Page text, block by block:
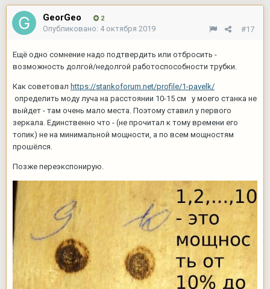
GeorGeo 2
#17
Опубликовано: 4 октября 2019
Ещё одно сомнение надо подтвердить или отбросить -
возможность долгой/недолгой работоспособности трубки.
Как советовал https://stankoforum.net/profile/1-pavelk/
определить моду луча на расстоянии 10-15 см у моего станка не
выйдет - там очень мало места. Поэтому ставил у первого
зеркала. Единственно что - (не прочитал к тому времени его
топик) не на минимальной мощности, а по всем мощностям
прошёлся.
Позже переэкспонирую.